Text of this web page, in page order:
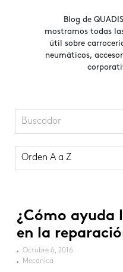
Blog de
mostramos todas
útil sobre
neumáticos,
Orden A a Z
¿Cómo ayuda
en la
Octubre 6, 2016
Mecánica